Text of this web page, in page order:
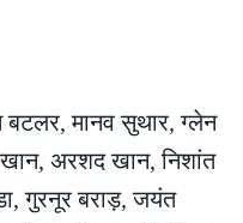
मानव सुथार, ग्लेन
खान, अरशद खान, निशांत
गुरनूर बराड़, जयंत